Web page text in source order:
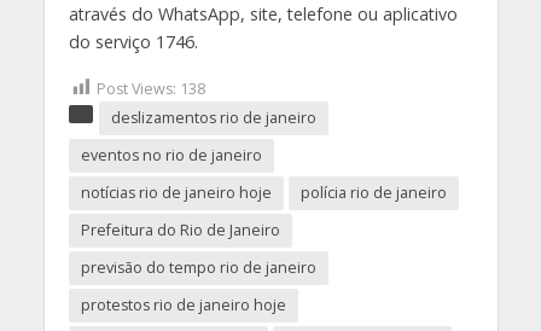
através do WhatsApp, site, telefone ou aplicativo
do serviço 1746.
Post Views: 138
deslizamentos rio de janeiro
eventos no rio de janeiro
notícias rio de janeiro hoje
polícia rio de janeiro
Prefeitura do Rio de Janeiro
previsão do tempo rio de janeiro
protestos rio de janeiro hoje